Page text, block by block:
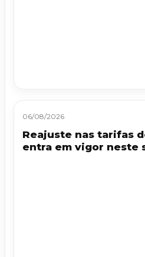
06/08/2026
Reajuste nas tarifas
entra em vigor neste